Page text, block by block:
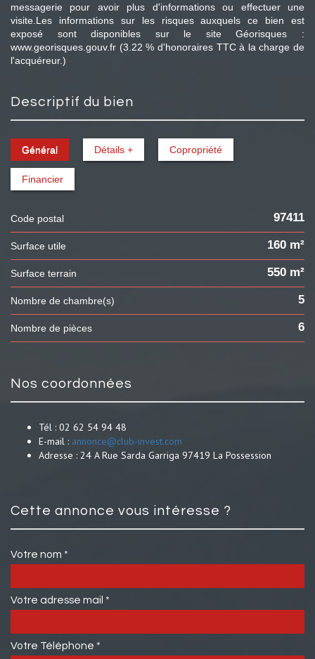
messagerie pour avoir plus d'informations ou effectuer une
visite.Les informations sur les risques auxquels ce bien est
exposé sont disponibles sur le site Géorisques :
www.georisques.gouv.fr (3.22 % d'honoraires TTC à la charge de
l'acquéreur.)
descriptif du bien
Général Détails + Copropriété
Financier
Code postal 97411
Surface utile 160 m²
surface terrain 550 m²
Nombre de chambre(s) 5
Nombre de pièces 6
nos coordonnées
Tél : 02 62 54 94 48
E-mail : annonce@club-invest.com
Adresse : 24 A Rue Sarda Garriga 97419 La Possession
cette annonce vous intéresse ?
Votre nom *
Votre adresse mail *
Votre Téléphone *